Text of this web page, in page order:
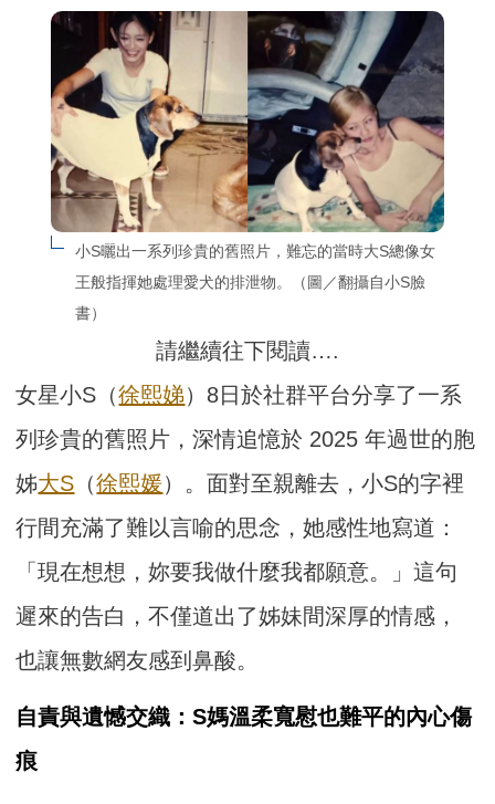
小S曬出一系列珍貴的舊照片，難忘的當時大S總像女
王般指揮她處理愛犬的排泄物。（圖／翻攝自小S臉
書）
請繼續往下閱讀….
女星小S（徐熙娣）8日於社群平台分享了一系
列珍貴的舊照片，深情追憶於 2025 年過世的胞
姊大S （徐熙媛）。面對至親離去，小S的字裡
行間充滿了難以言喻的思念，她感性地寫道：
「現在想想，妳要我做什麼我都願意。」這句
遲來的告白，不僅道出了姊妹間深厚的情感，
也讓無數網友感到鼻酸。
自責與遺憾交織：S媽溫柔寬慰也難平的內心傷
痕